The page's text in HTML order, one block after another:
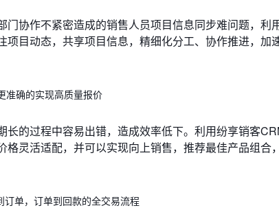
门协作不紧密造成的销售人员项目信息同步难问题，
项目动态，共享项目信息，精细化分工、协作推进，加
准确的实现高质量报价
长的过程中容易出错，造成效率低下。利用纷享销客
格灵活适配，并可以实现向上销售，推荐最佳产品组合
订单，订单到回款的全交易流程